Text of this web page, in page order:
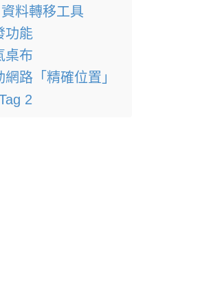
料轉移工具
功能
桌布
網路「精確位置」
2